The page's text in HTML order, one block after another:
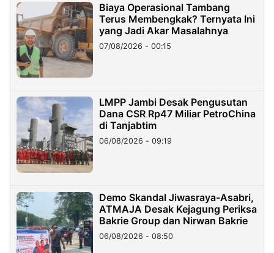
Biaya Operasional Tambang
Terus Membengkak? Ternyata Ini
yang Jadi Akar Masalahnya
07/08/2026 - 00:15
LMPP Jambi Desak Pengusutan
Dana CSR Rp47 Miliar PetroChina
di Tanjabtim
06/08/2026 - 09:19
Demo Skandal Jiwasraya-Asabri,
ATMAJA Desak Kejagung Periksa
Bakrie Group dan Nirwan Bakrie
06/08/2026 - 08:50